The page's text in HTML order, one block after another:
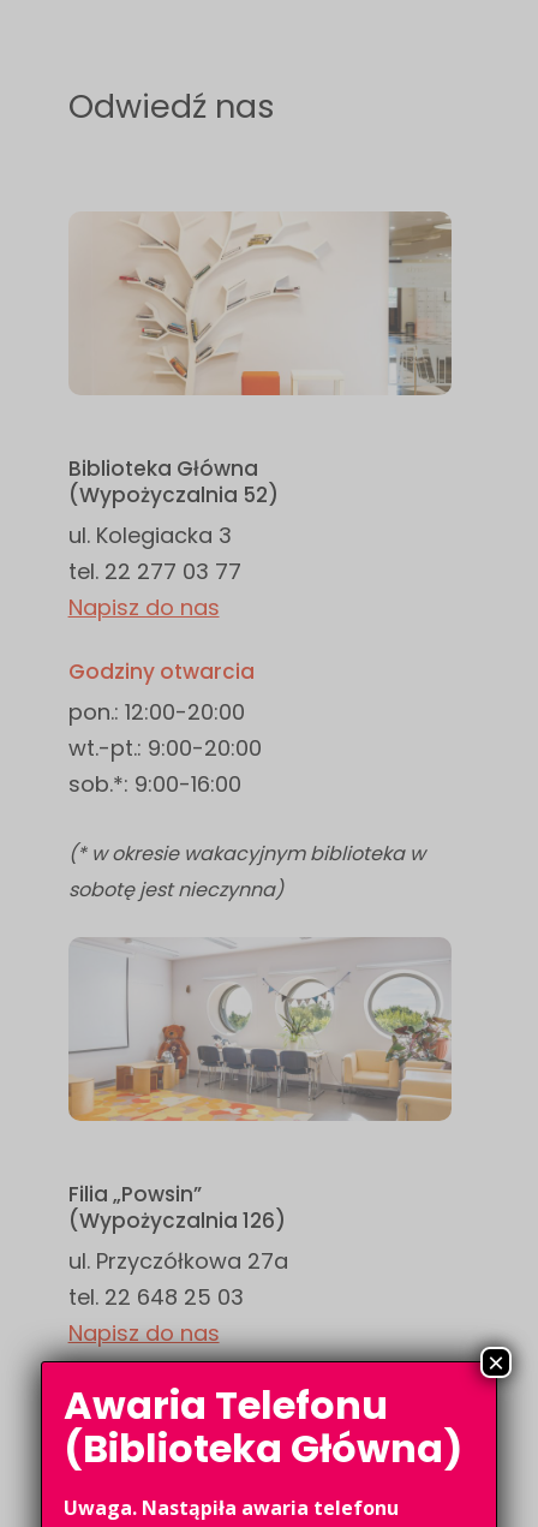
Odwiedź nas
Biblioteka Główna
(Wypożyczalnia 52)
ul. Kolegiacka 3
tel. 22 277 03 77
Napisz do nas
Godziny otwarcia
pon.: 12:00-20:00
wt.-pt.: 9:00-20:00
sob.*: 9:00-16:00
(* w okresie wakacyjnym biblioteka w
sobotę jest nieczynna)
Filia „Powsin”
(Wypożyczalnia 126)
ul. Przyczółkowa 27a
tel. 22 648 25 03
Napisz do nas
Godziny otwarcia
pon., wt., czw.: 11:00-19:00
śr., pt.: 9:00-16:00
treści i ofert.
Awaria Telefonu
(Biblioteka Główna)
Uwaga. Nastąpiła awaria telefonu
×